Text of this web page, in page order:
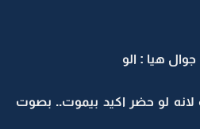
جوال هيا : الو
لو حضر اكيد بيموت.. بصوت